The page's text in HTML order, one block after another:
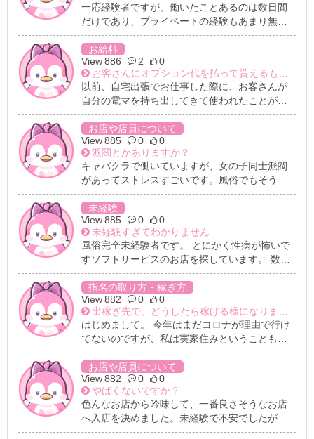
一応経験者ですが、働いたことあるのは数日間
だけであり、プライベートの経験もあまり無い
為、テクニック(技術面)に自信がありません。
テクニック上手くない経験者は無理ですか？ 正
直なところ、クレーム・解雇対象になります
か？ 一生懸命頑張りたくてお客様に喜んで頂き
たいので、テクニック向上の為に講習を受ける
ことは可能ですか？ いきなり経験者として売り
に相談して業界未経験として売り出してくれた
りしますでしょうか？ (がちの業界未経験の時
に、未経験が原因で不採用になったこともある
ので、未経験のふりで面接に行くのはとても抵
お給料
886
2
0
お客さんにオプション代を払って貰えるものなんでしょうか？
以前、自宅出張でお仕事した際に、お客さんが
自分の電マを持ち出してきて使われたことがあ
ります。 本来、電マはオプションで有料となっ
ていたのですが、その時はなんとなくそのまま
にしてしまいました。 こういった場合はお客さ
んにオプション代を払って貰えるものなんでし
ょうか？どう対処すればいいのか、教えてくだ
さい。
お店や店員について
885
0
0
派閥とかありますか？
キャバクラで働いていますが、女の子同士派閥
があってストレスすごいです。風俗でもそうい
うものでしょうか？
未経験
885
0
0
未経験すぎてわかりません
風俗完全未経験者です。 とにかく性病が怖いで
すソフトサービスのお店を探しています。 数多
くの求人サイトを見ていますがソフトサービス
のみで高額な日給保証謳っているお店が多々見
受けられますが本当に稼げるのでしょうか？ 実
際に入店してからのサービスのギャップがとに
かく怖いです。。風俗業界で働く以上こういっ
たリスクはつきものなのでしょうか。 私の希望
をお店側にしていただき、選考して頂きたいで
す。
指名の取り方・稼ぎ方
882
0
0
出稼ぎ先で、どうしたら稼げる様になりますか？
はじめまして。 今年はまだコロナが理由で行け
てないのですが、私は実家住みということもあ
り、 普段はスカウトさんに紹介された店舗様に
出稼ぎに行くことがほとんどです。 出稼ぎ中に
リピーター様がつくように努力はしているので
すが、 私がまだまだ未熟者故にスカウトさんに
言われているアベレージほど稼ぐことが出来て
いないのが現状です。 スカウトさんもいくつか
お店や店員について
882
0
0
やばくないですか？
色んなお店から吟味して、一番良さそうなお店
へ入店を決めました。未経験で不安でしたが、
面接官も良い人で、雰囲気も良かったです。 で